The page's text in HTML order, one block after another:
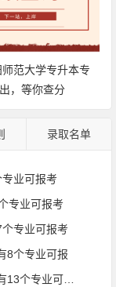
范大学专升本专
，等你查分
录取名单
业可报考
专业可报考
专业可报考
8个专业可报